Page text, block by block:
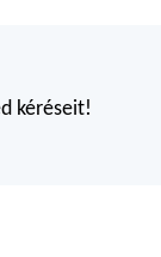
kéréseit!